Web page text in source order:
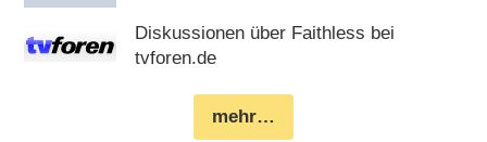
Diskussionen über Faithless bei
tvforen.de
mehr…